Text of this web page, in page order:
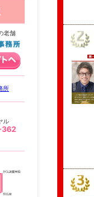
老舗
所
ル